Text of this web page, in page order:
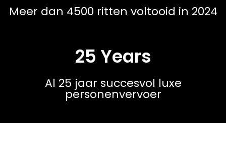
Meer dan 4500 ritten voltooid in 2024
25 Years
Al 25 jaar succesvol luxe
personenvervoer